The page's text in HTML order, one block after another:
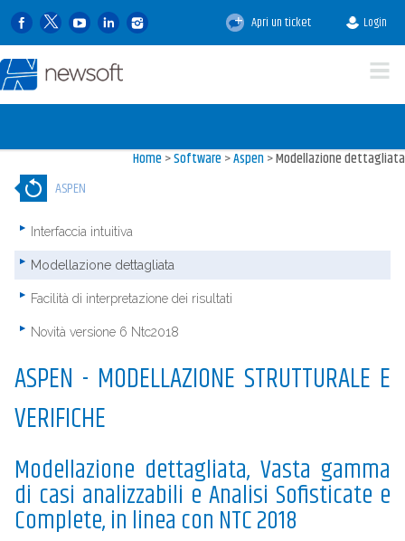
Apri un ticket Login
Home>Software>Aspen>Modellazione dettagliata
ASPEN
Interfaccia intuitiva
Modellazione dettagliata
Facilità di interpretazione dei risultati
Novità versione 6 Ntc2018
ASPEN - MODELLAZIONE STRUTTURALE E
VERIFICHE
Modellazione dettagliata, Vasta gamma
di casi analizzabili e Analisi Sofisticate e
Complete, in linea con NTC 2018